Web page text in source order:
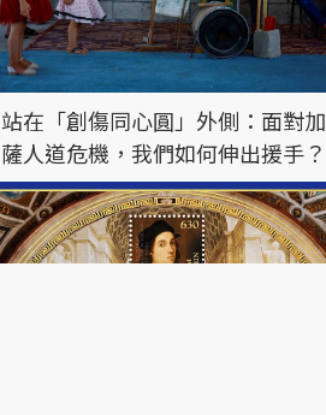
站在「創傷同心圓」外側：面對加
薩人道危機，我們如何伸出援手？